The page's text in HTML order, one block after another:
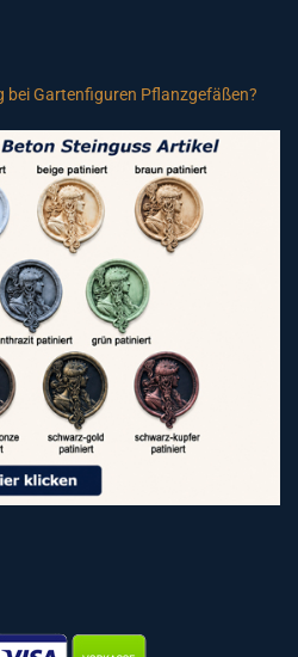
bei Gartenfiguren Pflanzgefäßen?